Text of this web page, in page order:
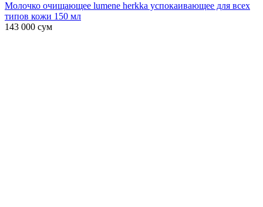
Молочко очищающее lumene herkka успокаивающее для всех
типов кожи 150 мл
143 000 сум